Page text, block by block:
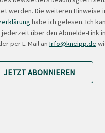
werden. Die weiteren Hinweise
habe ich gelesen. Ich
jederzeit über den Abmelde-Link
per E-Mail an Info@kneipp.de
JETZT ABONNIEREN